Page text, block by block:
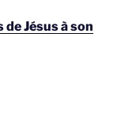
de Jésus à son